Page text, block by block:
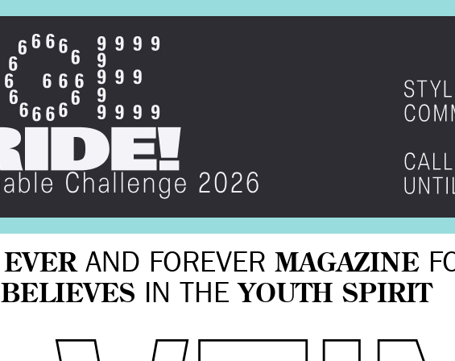
EVERAND FOREVER MAGAZINE
BELIEVES IN THE YOUTH SPIRIT